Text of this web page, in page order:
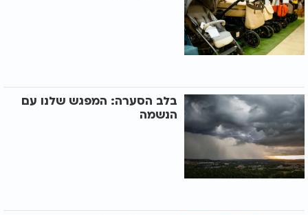
בלב הסערה: המפגש שלנו עם
הנשמה